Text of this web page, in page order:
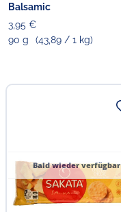
Balsamic
3,95 €
90 g
(43,89 / 1 kg)
Bald wieder verfügbar